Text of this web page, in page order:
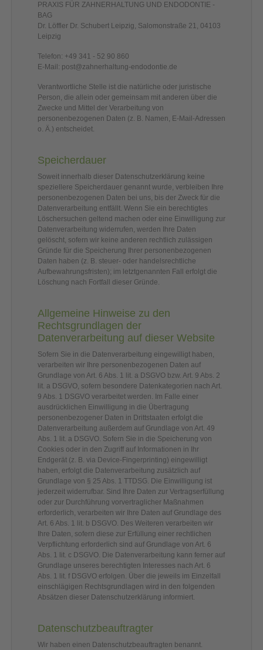
PRAXIS FÜR ZAHNERHALTUNG UND ENDODONTIE -
BAG
Dr. Löffler Dr. Schubert Leipzig, Salomonstraße 21, 04103
Leipzig
Telefon: +49 341 - 52 90 860
E-Mail: post@zahnerhaltung-endodontie.de
Verantwortliche Stelle ist die natürliche oder juristische
Person, die allein oder gemeinsam mit anderen über die
Zwecke und Mittel der Verarbeitung von
personenbezogenen Daten (z. B. Namen, E-Mail-Adressen
o. Ä.) entscheidet.
Speicherdauer
Soweit innerhalb dieser Datenschutzerklärung keine
speziellere Speicherdauer genannt wurde, verbleiben Ihre
personenbezogenen Daten bei uns, bis der Zweck für die
Datenverarbeitung entfällt. Wenn Sie ein berechtigtes
Löschersuchen geltend machen oder eine Einwilligung zur
Datenverarbeitung widerrufen, werden Ihre Daten
gelöscht, sofern wir keine anderen rechtlich zulässigen
Gründe für die Speicherung Ihrer personenbezogenen
Daten haben (z. B. steuer- oder handelsrechtliche
Aufbewahrungsfristen); im letztgenannten Fall erfolgt die
Löschung nach Fortfall dieser Gründe.
Allgemeine Hinweise zu den
Rechtsgrundlagen der
Datenverarbeitung auf dieser Website
Sofern Sie in die Datenverarbeitung eingewilligt haben,
verarbeiten wir Ihre personenbezogenen Daten auf
Grundlage von Art. 6 Abs. 1 lit. a DSGVO bzw. Art. 9 Abs. 2
lit. a DSGVO, sofern besondere Datenkategorien nach Art.
9 Abs. 1 DSGVO verarbeitet werden. Im Falle einer
ausdrücklichen Einwilligung in die Übertragung
personenbezogener Daten in Drittstaaten erfolgt die
Datenverarbeitung außerdem auf Grundlage von Art. 49
Abs. 1 lit. a DSGVO. Sofern Sie in die Speicherung von
Cookies oder in den Zugriff auf Informationen in Ihr
Endgerät (z. B. via Device-Fingerprinting) eingewilligt
haben, erfolgt die Datenverarbeitung zusätzlich auf
Grundlage von § 25 Abs. 1 TTDSG. Die Einwilligung ist
jederzeit widerrufbar. Sind Ihre Daten zur Vertragserfüllung
oder zur Durchführung vorvertraglicher Maßnahmen
erforderlich, verarbeiten wir Ihre Daten auf Grundlage des
Art. 6 Abs. 1 lit. b DSGVO. Des Weiteren verarbeiten wir
Ihre Daten, sofern diese zur Erfüllung einer rechtlichen
Verpflichtung erforderlich sind auf Grundlage von Art. 6
Abs. 1 lit. c DSGVO. Die Datenverarbeitung kann ferner auf
Grundlage unseres berechtigten Interesses nach Art. 6
Abs. 1 lit. f DSGVO erfolgen. Über die jeweils im Einzelfall
einschlägigen Rechtsgrundlagen wird in den folgenden
Absätzen dieser Datenschutzerklärung informiert.
Datenschutz­beauftragter
Wir haben einen Datenschutzbeauftragten benannt.